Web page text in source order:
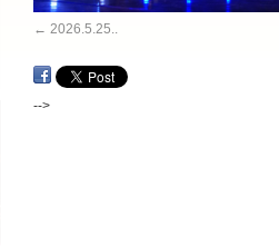
2026.5.25..
-->